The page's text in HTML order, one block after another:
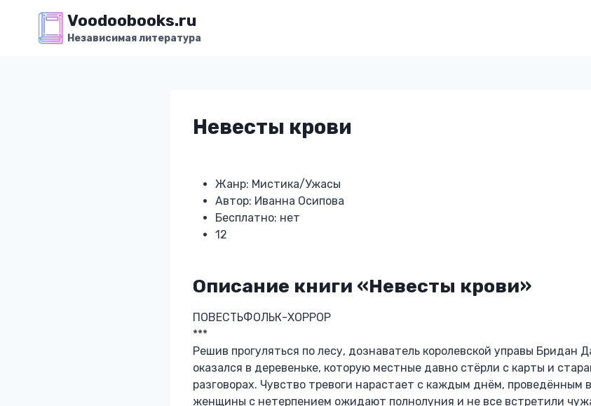
содержимому
Voodoobooks.ru
Независимая литература
Невесты крови
Жанр: Мистика/Ужасы
Автор: Иванна Осипова
Бесплатно: нет
12
Описание книги «Невесты крови»
ПОВЕСТЬФОЛЬК-ХОРРОР
***
Решив прогуляться по лесу, дознаватель королевской управы Бридан
оказался в деревеньке, которую местные давно стёрли с карты и
разговорах. Чувство тревоги нарастает с каждым днём, проведённым
женщины с нетерпением ожидают полнолуния и не все встретили